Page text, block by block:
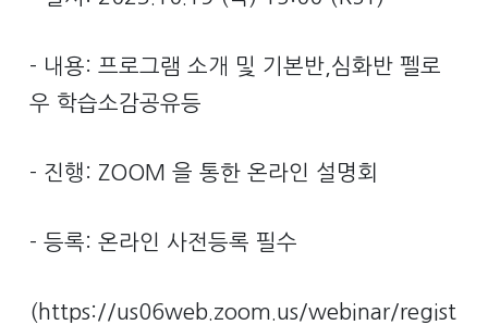
- 내용: 프로그램 소개 및 기본반,심화반 펠로
우 학습소감공유등
- 진행: ZOOM 을 통한 온라인 설명회
- 등록: 온라인 사전등록 필수
(https://us06web.zoom.us/webinar/regist